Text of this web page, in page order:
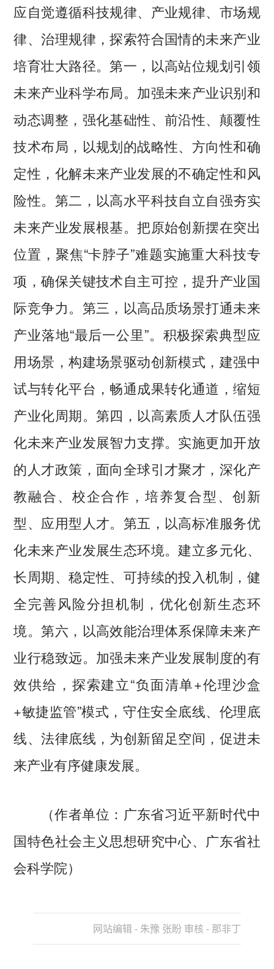
应自觉遵循科技规律、产业规律、市场规
律、治理规律，探索符合国情的未来产业
培育壮大路径。第一，以高站位规划引领
未来产业科学布局。加强未来产业识别和
动态调整，强化基础性、前沿性、颠覆性
技术布局，以规划的战略性、方向性和确
定性，化解未来产业发展的不确定性和风
险性。第二，以高水平科技自立自强夯实
未来产业发展根基。把原始创新摆在突出
位置，聚焦“卡脖子”难题实施重大科技专
项，确保关键技术自主可控，提升产业国
际竞争力。第三，以高品质场景打通未来
产业落地“最后一公里”。积极探索典型应
用场景，构建场景驱动创新模式，建强中
试与转化平台，畅通成果转化通道，缩短
产业化周期。第四，以高素质人才队伍强
化未来产业发展智力支撑。实施更加开放
的人才政策，面向全球引才聚才，深化产
教融合、校企合作，培养复合型、创新
型、应用型人才。第五，以高标准服务优
化未来产业发展生态环境。建立多元化、
长周期、稳定性、可持续的投入机制，健
全完善风险分担机制，优化创新生态环
境。第六，以高效能治理体系保障未来产
业行稳致远。加强未来产业发展制度的有
效供给，探索建立“负面清单+伦理沙盒
+敏捷监管”模式，守住安全底线、伦理底
线、法律底线，为创新留足空间，促进未
来产业有序健康发展。
（作者单位：广东省习近平新时代中
国特色社会主义思想研究中心、广东省社
会科学院）
网站编辑 - 朱豫 张盼 审核 - 那非丁